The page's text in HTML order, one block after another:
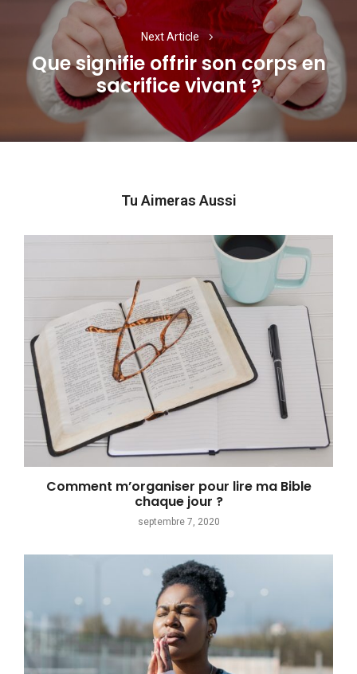
Next Article
Next
post:
Que signifie offrir son corps en
sacrifice vivant ?
Tu Aimeras Aussi
Comment m’organiser pour lire ma Bible
chaque jour ?
septembre 7, 2020